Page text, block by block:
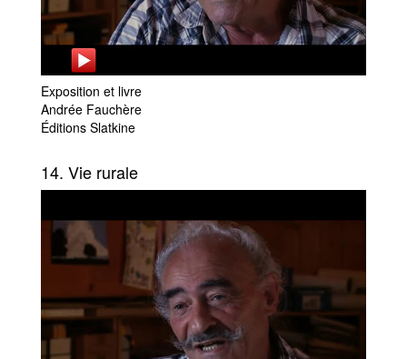
Exposition et livre
Andrée Fauchère
Éditions Slatkine
14. Vie rurale